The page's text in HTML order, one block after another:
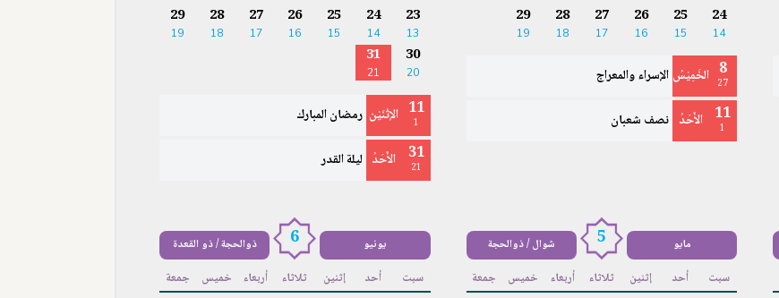
24
14
25
15
26
16
27
17
28
18
29
19
8
27 الخَمِيْسُ الإسراء والمعراج
11
1 الأَحَدُ نصف شعبان
23
13
24
14
25
15
26
16
27
17
28
18
29
19
30
20
31
21
11
1 الإثْنَيْن رمضان المبارك
31
21 الأَحَدُ ليلة القدر
مايو 5 شوال / ذوالحجة
سبت أحد إثنين ثلاثاء أربعاء خميس جمعة
يونيو 6 ذوالحجة / ذو القعدة
سبت أحد إثنين ثلاثاء أربعاء خميس جمعة